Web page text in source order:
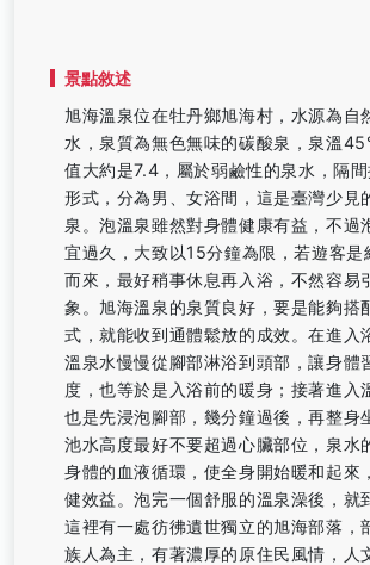
景點敘述
旭海溫泉位在牡丹鄉旭海村，水源為自
水，泉質為無色無味的碳酸泉，泉溫
值大約是7.4，屬於弱鹼性的泉水，隔
形式，分為男、女浴間，這是臺灣少見
泉。泡溫泉雖然對身體健康有益，不過
宜過久，大致以15分鐘為限，若遊客是
而來，最好稍事休息再入浴，不然容易
象。旭海溫泉的泉質良好，要是能夠搭
式，就能收到通體鬆放的成效。在進入
溫泉水慢慢從腳部淋浴到頭部，讓身體
度，也等於是入浴前的暖身；接著進入
也是先浸泡腳部，幾分鐘過後，再整身
池水高度最好不要超過心臟部位，泉水
身體的血液循環，使全身開始暖和起來
健效益。泡完一個舒服的溫泉澡後，就
這裡有一處彷彿遺世獨立的旭海部落，
族人為主，有著濃厚的原住民風情，人